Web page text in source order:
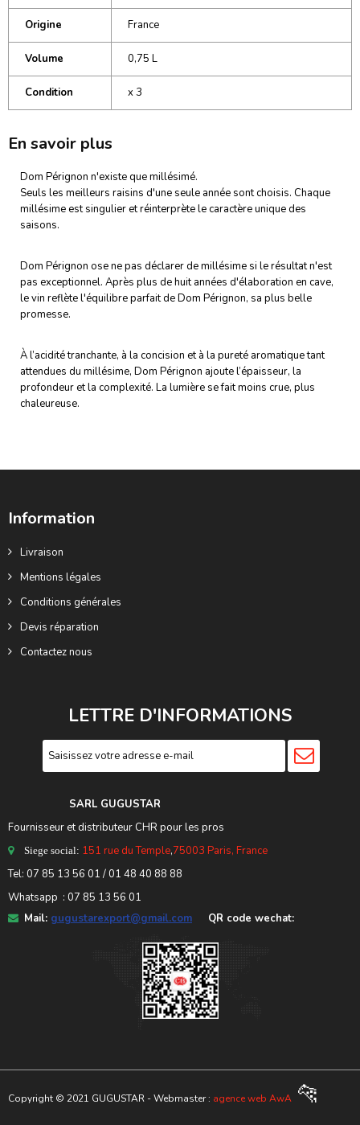
Origine France
Volume 0,75 L
Condition x 3
En savoir plus
Dom Pérignon n'existe que millésimé.
Seuls les meilleurs raisins d'une seule année sont choisis. Chaque
millésime est singulier et réinterprète le caractère unique des
saisons.
Dom Pérignon ose ne pas déclarer de millésime si le résultat n'est
pas exceptionnel. Après plus de huit années d'élaboration en cave,
le vin reflète l'équilibre parfait de Dom Pérignon, sa plus belle
promesse.
À l’acidité tranchante, à la concision et à la pureté aromatique tant
attendues du millésime, Dom Pérignon ajoute l’épaisseur, la
profondeur et la complexité. La lumière se fait moins crue, plus
chaleureuse.
Information
Livraison
Mentions légales
Conditions générales
Devis réparation
Contactez nous
LETTRE D'INFORMATIONS
SARL GUGUSTAR
Fournisseur et distributeur CHR pour les pros
Siege social: 151 rue du Temple,75003 Paris, France
Tel: 07 85 13 56 01 / 01 48 40 88 88
Whatsapp : 07 85 13 56 01
Mail: gugustarexport@gmail.com QR code wechat:
Copyright © 2021 GUGUSTAR - Webmaster : agence web AwA 🐆